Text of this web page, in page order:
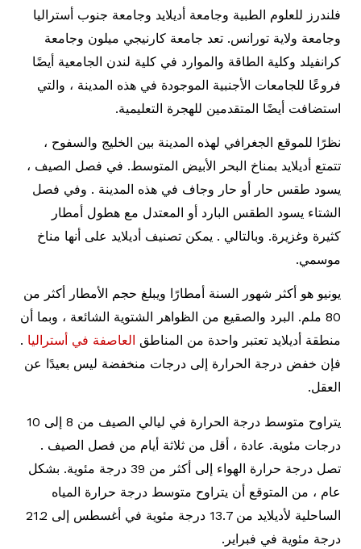
فلندرز للعلوم الطبية وجامعة أديلايد وجامعة جنوب أستراليا
وجامعة ولاية تورانس. تعد جامعة كارنيجي ميلون وجامعة
كرانفيلد وكلية الطاقة والموارد في كلية لندن الجامعية أيضًا
فروعًا للجامعات الأجنبية الموجودة في هذه المدينة ، والتي
استضافت أيضًا المتقدمين للهجرة التعليمية.
نظرًا للموقع الجغرافي لهذه المدينة بين الخليج والسفوح ،
تتمتع أديلايد بمناخ البحر الأبيض المتوسط. في فصل الصيف ،
يسود طقس حار أو حار وجاف في هذه المدينة . وفي فصل
الشتاء يسود الطقس البارد أو المعتدل مع هطول أمطار
كثيرة وغزيرة. وبالتالي . يمكن تصنيف أديلايد على أنها مناخ
موسمي.
يونيو هو أكثر شهور السنة أمطارًا ويبلغ حجم الأمطار أكثر من
80 ملم. البرد والصقيع من الظواهر الشتوية الشائعة ، وبما أن
منطقة أديلايد تعتبر واحدة من المناطق العاصفة في أستراليا .
فإن خفض درجة الحرارة إلى درجات منخفضة ليس بعيدًا عن
العقل.
يتراوح متوسط ​​درجة الحرارة في ليالي الصيف من 8 إلى 10
درجات مئوية. عادة ، أقل من ثلاثة أيام من فصل الصيف .
تصل درجة حرارة الهواء إلى أكثر من 39 درجة مئوية. بشكل
عام ، من المتوقع أن يتراوح متوسط ​​درجة حرارة المياه
الساحلية لأديلايد من 13.7 درجة مئوية في أغسطس إلى 21.2
درجة مئوية في فبراير.